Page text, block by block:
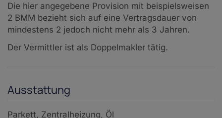
Die hier angegebene Provision mit beispielsweisen
2 BMM bezieht sich auf eine Vertragsdauer von
mindestens 2 jedoch nicht mehr als 3 Jahren.
Der Vermittler ist als Doppelmakler tätig.
Ausstattung
Parkett Zentralheizung Öl